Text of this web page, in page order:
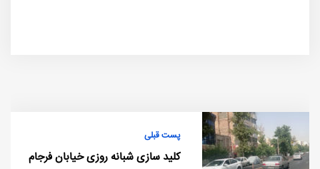
پست قبلی
کلید سازی شبانه روزی خیابان فرجام